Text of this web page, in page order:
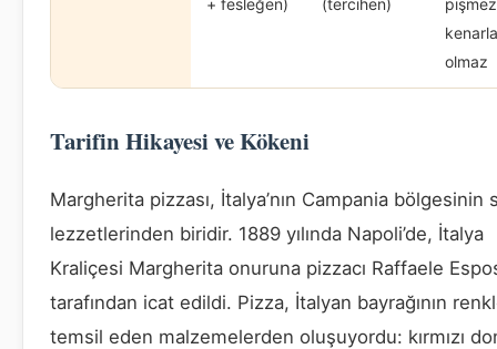
olmaz
Tarifin Hikayesi ve Kökeni
Margherita pizzası, İtalya’nın Campania bölgesinin
lezzetlerinden biridir. 1889 yılında Napoli’de, İtalya
Kraliçesi Margherita onuruna pizzacı Raffaele
tarafından icat edildi. Pizza, İtalyan bayrağının
temsil eden malzemelerden oluşuyordu: kırmızı